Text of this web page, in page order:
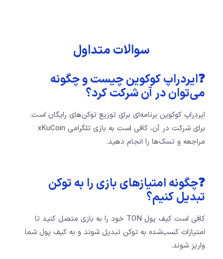
سوالات متداول
❓ایردراپ کوکوین چیست و چگونه
می‌توان در آن شرکت کرد؟
ایردراپ کوکوین برنامه‌ای برای توزیع توکن‌های رایگان است.
برای شرکت در آن، کافی است به بازی تلگرامی xKuCoin
مراجعه و تسک‌ها را انجام دهید.
❓چگونه امتیازهای بازی را به توکن
تبدیل کنیم؟
کافی است کیف پول TON خود را به بازی متصل کنید تا
امتیازات کسب‌شده به توکن تبدیل شوند و به کیف پول شما
واریز شوند.